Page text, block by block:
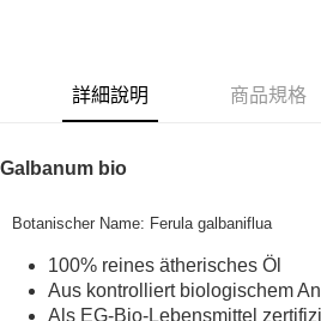
街口支付
運送方式
詳細說明 商品規格
Galbanum bio
Botanischer Name: Ferula galbaniflua
100% reines ätherisches Öl
Aus kontrolliert biologischem
Als EG-Bio-Lebensmittel